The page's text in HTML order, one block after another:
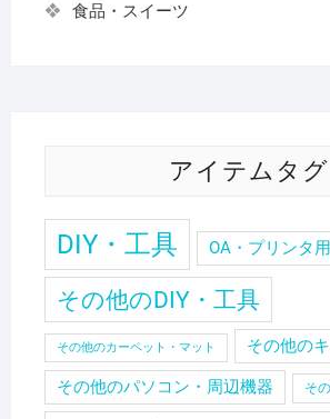
食品・スイーツ
アイテムタグ
DIY・工具 OA・プリンタ
その他のDIY・工具
その他のカーペット・マット その他の
その他のパソコン・周辺機器 そ